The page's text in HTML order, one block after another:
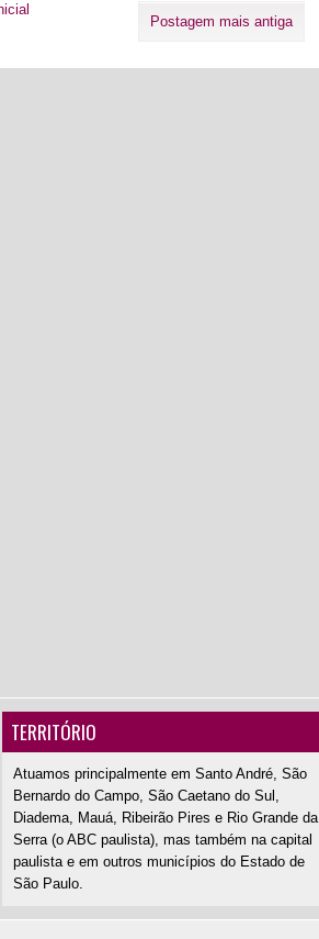
Postagem mais antiga
TERRITÓRIO
Atuamos principalmente em Santo André, São
Bernardo do Campo, São Caetano do Sul,
Diadema, Mauá, Ribeirão Pires e Rio Grande da
Serra (o ABC paulista), mas também na capital
paulista e em outros municípios do Estado de
São Paulo.